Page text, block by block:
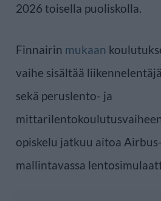
2026 toisella puoliskolla.
Finnairin mukaan
vaihe sisältää
sekä peruslento- ja
opiskelu jatkuu aitoa
mallintavassa